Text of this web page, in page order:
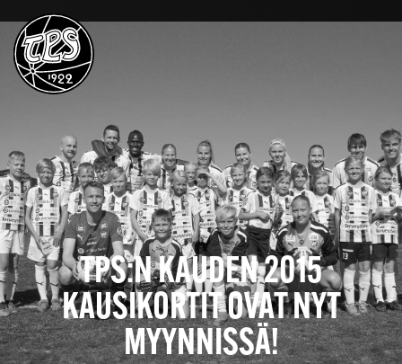
TPS:N KAUDEN 2015
KAUSIKORTIT OVAT NYT
MYYNNISSÄ!